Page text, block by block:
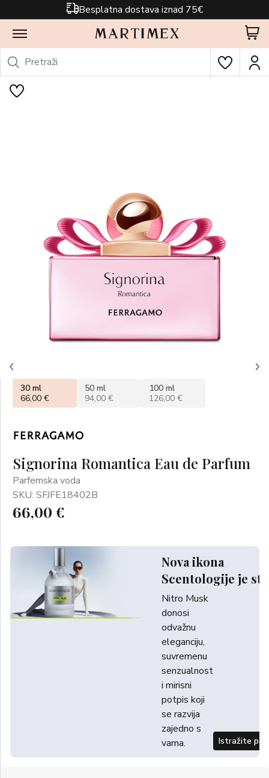
Besplatna dostava iznad 75€
Signorina Romantica Eau de Parfum
Parfemska voda
SKU: SFJFE18402B
66,00 €
Nova ikona
Scentologije je
Nitro Musk
donosi
odvažnu
eleganciju,
suvremenu
senzualnost
i mirisni
potpis koji
se razvija
zajedno s
vama.
Istražite
30 ml
66,00 €
50 ml
94,00 €
100 ml
126,00 €